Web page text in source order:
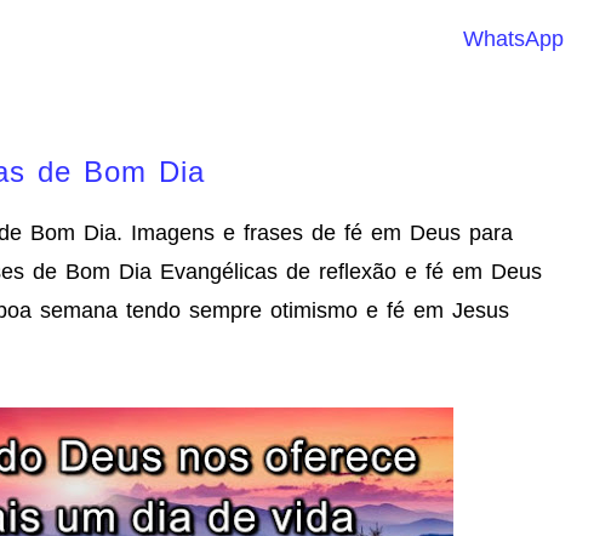
WhatsApp
de Bom Dia
Bom Dia. Imagens e frases de fé em Deus para
de Bom Dia Evangélicas de reflexão e fé em Deus
semana tendo sempre otimismo e fé em Jesus